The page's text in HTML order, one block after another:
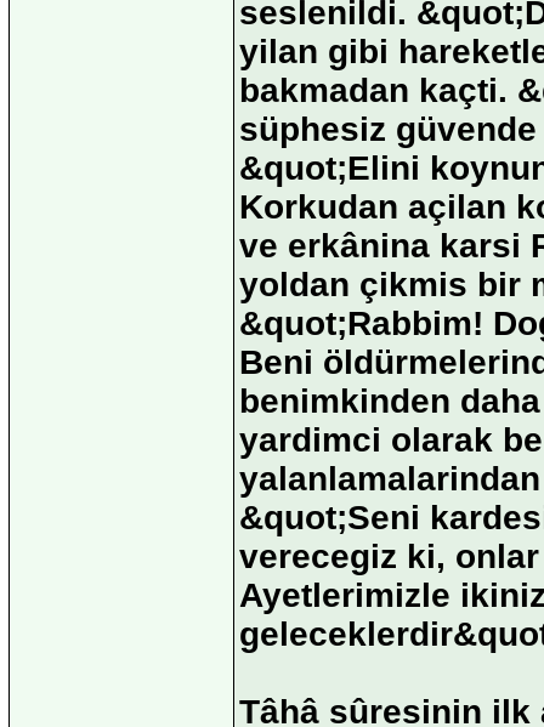
seslenildi.
yilan gibi
bakmadan kaçti.
süphesiz
&quot;Elini
Korkudan açilan
ve erkânina karsi
yoldan çikmis bir
&quot;Rabbim!
Beni
benimkinden
yardimci olarak
&quot;Seni
verecegiz ki,
Ayetlerimizle
Tâhâ sûresinin ilk